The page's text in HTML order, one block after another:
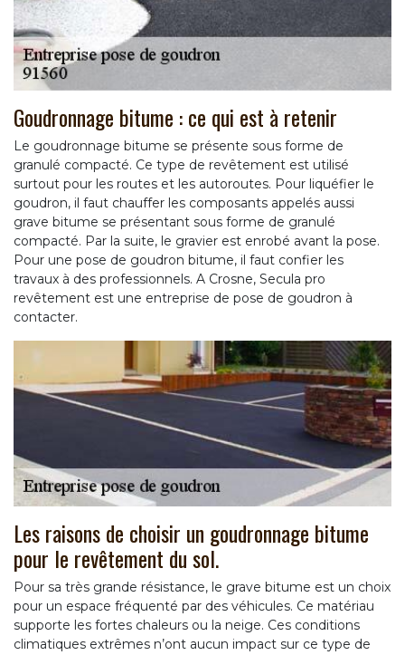
Goudronnage bitume : ce qui est à retenir
Le goudronnage bitume se présente sous forme de
granulé compacté. Ce type de revêtement est utilisé
surtout pour les routes et les autoroutes. Pour liquéfier le
goudron, il faut chauffer les composants appelés aussi
grave bitume se présentant sous forme de granulé
compacté. Par la suite, le gravier est enrobé avant la pose.
Pour une pose de goudron bitume, il faut confier les
travaux à des professionnels. A Crosne, Secula pro
revêtement est une entreprise de pose de goudron à
contacter.
Les raisons de choisir un goudronnage bitume
pour le revêtement du sol.
Pour sa très grande résistance, le grave bitume est un choix
pour un espace fréquenté par des véhicules. Ce matériau
supporte les fortes chaleurs ou la neige. Ces conditions
climatiques extrêmes n’ont aucun impact sur ce type de